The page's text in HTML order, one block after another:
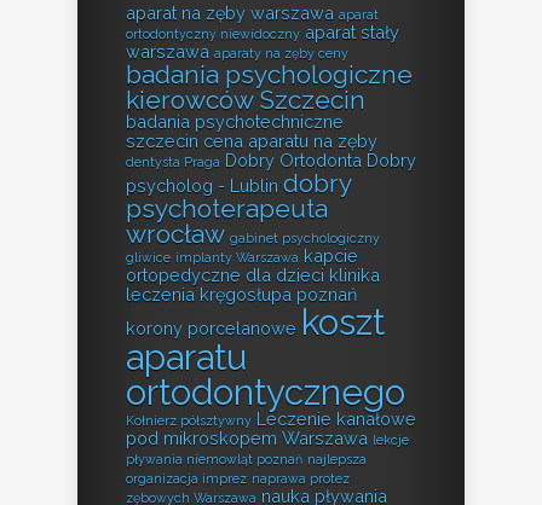
aparat na zęby warszawa aparat
ortodontyczny niewidoczny aparat stały
warszawa aparaty na zęby ceny
badania psychologiczne
kierowców Szczecin
badania psychotechniczne
szczecin cena aparatu na zęby
dentysta Praga Dobry Ortodonta Dobry
psycholog - Lublin dobry
psychoterapeuta
wrocław gabinet psychologiczny
gliwice implanty Warszawa kapcie
ortopedyczne dla dzieci klinika
leczenia kręgosłupa poznań
korony porcelanowe koszt
aparatu
ortodontycznego
Kołnierz półsztywny Leczenie kanałowe
pod mikroskopem Warszawa lekcje
pływania niemowląt poznań najlepsza
organizacja imprez naprawa protez
zębowych Warszawa nauka pływania